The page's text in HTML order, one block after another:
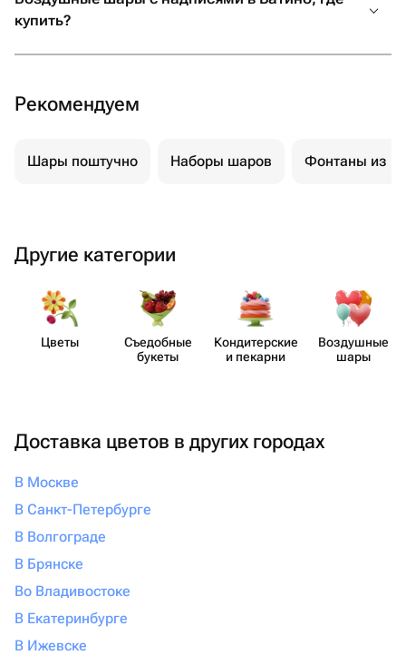
купить?
Рекомендуем
Шары поштучно Наборы шаров Фонтаны из
Другие категории
Цветы
Съедобные
букеты
Кондит​ерские
и пекарни
Воздушные
шары
Доставка цветов в других городах
В Москве
В Санкт-Петербурге
В Волгограде
В Брянске
Во Владивостоке
В Екатеринбурге
В Ижевске